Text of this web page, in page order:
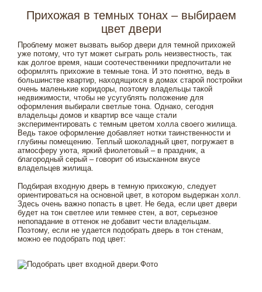
Прихожая в темных тонах – выбираем
цвет двери
Проблему может вызвать выбор двери для темной прихожей
уже потому, что тут может сыграть роль неизвестность, так
как долгое время, наши соотечественники предпочитали не
оформлять прихожие в темные тона. И это понятно, ведь в
большинстве квартир, находящихся в домах старой постройки
очень маленькие коридоры, поэтому владельцы такой
недвижимости, чтобы не усугублять положение для
оформления выбирали светлые тона. Однако, сегодня
владельцы домов и квартир все чаще стали
экспериментировать с темным цветом холла своего жилища.
Ведь такое оформление добавляет нотки таинственности и
глубины помещению. Теплый шоколадный цвет, погружает в
атмосферу уюта, яркий фиолетовый – в праздник, а
благородный серый – говорит об изысканном вкусе
владельцев жилища.
Подбирая входную дверь в темную прихожую, следует
ориентироваться на основной цвет, в котором выдержан холл.
Здесь очень важно попасть в цвет. Не беда, если цвет двери
будет на тон светлее или темнее стен, а вот, серьезное
непопадание в оттенок не добавит чести владельцам.
Поэтому, если не удается подобрать дверь в тон стенам,
можно ее подобрать под цвет: